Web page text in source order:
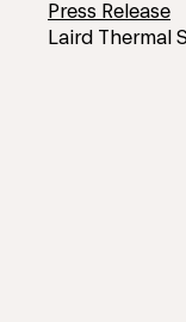
Press Release
Laird Thermal